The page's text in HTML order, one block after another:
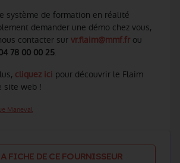
système de formation en réalité
demander une démo chez vous,
contacter sur vr.flaim@mmf.fr ou
78 00 00 25.
cliquez ici pour découvrir le Flaim
site web !
Maneval
FICHE DE CE FOURNISSEUR